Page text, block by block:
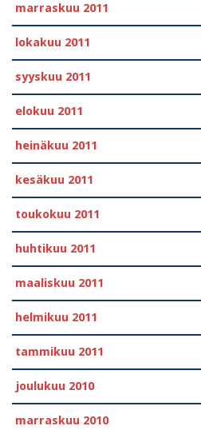
marraskuu 2011
lokakuu 2011
syyskuu 2011
elokuu 2011
heinäkuu 2011
kesäkuu 2011
toukokuu 2011
huhtikuu 2011
maaliskuu 2011
helmikuu 2011
tammikuu 2011
joulukuu 2010
marraskuu 2010